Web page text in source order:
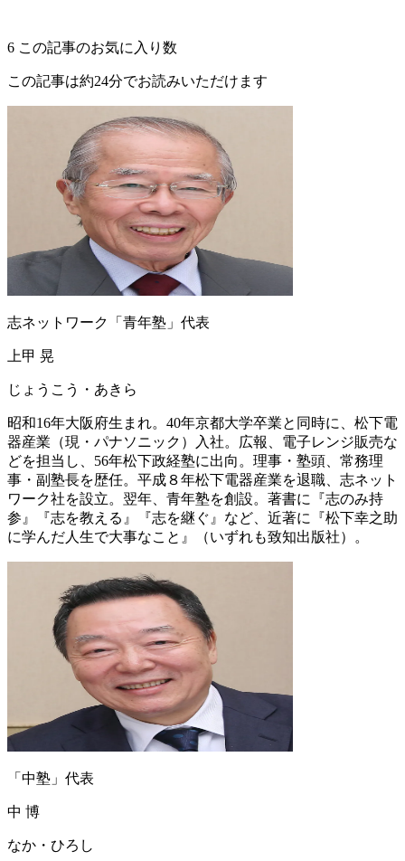
6 この記事のお気に入り数
この記事は約24分でお読みいただけます
志ネットワーク「青年塾」代表
上甲 晃
じょうこう・あきら
昭和16年大阪府生まれ。40年京都大学卒業と同時に、松下電
器産業（現・パナソニック）入社。広報、電子レンジ販売な
どを担当し、56年松下政経塾に出向。理事・塾頭、常務理
事・副塾長を歴任。平成８年松下電器産業を退職、志ネット
ワーク社を設立。翌年、青年塾を創設。著書に『志のみ持
参』『志を教える』『志を継ぐ』など、近著に『松下幸之助
に学んだ人生で大事なこと』（いずれも致知出版社）。
「中塾」代表
中 博
なか・ひろし